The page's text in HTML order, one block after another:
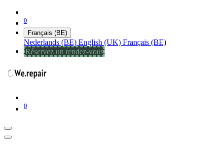
0
Français (BE)
Nederlands (BE) English (UK) Français (BE)
Réservez un rendez-vous
0